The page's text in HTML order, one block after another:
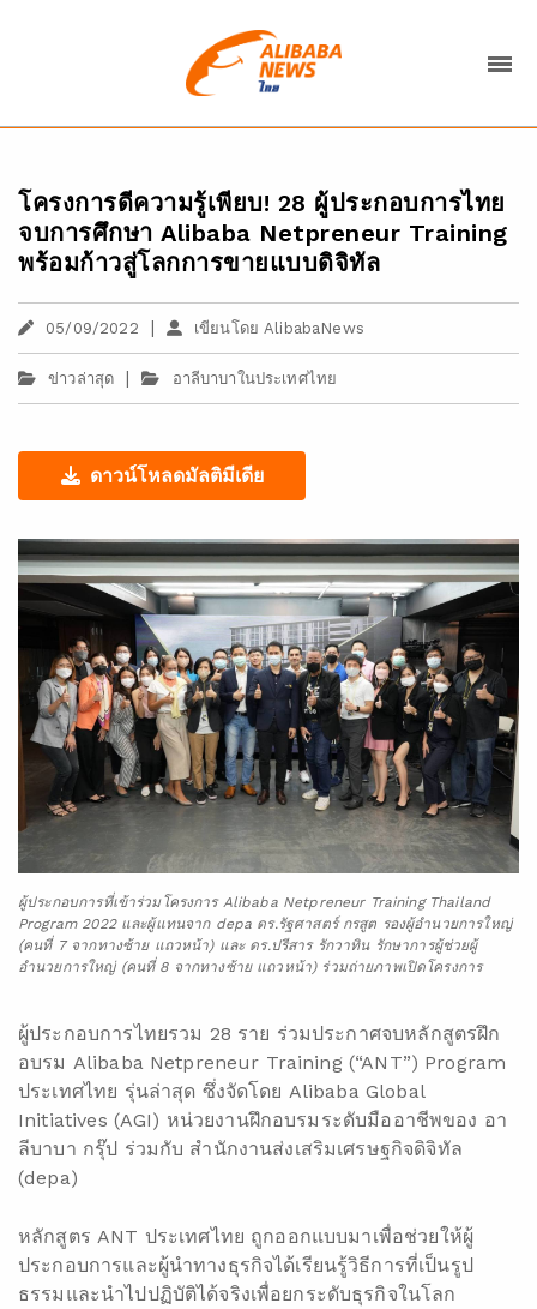
โครงการดีความรู้เพียบ! 28 ผู้ประกอบการไทย
จบการศึกษา Alibaba Netpreneur Training
พร้อมก้าวสู่โลกการขายแบบดิจิทัล
05/09/2022 | เขียนโดย AlibabaNews
ข่าวล่าสุด | อาลีบาบาในประเทศไทย
ดาวน์โหลดมัลติมีเดีย
ผู้ประกอบการที่เข้าร่วมโครงการ Alibaba Netpreneur Training Thailand
Program 2022 และผู้แทนจาก depa ดร.รัฐศาสตร์ กรสูต รองผู้อำนวยการใหญ่
(คนที่ 7 จากทางซ้าย แถวหน้า) และ ดร.ปรีสาร รักวาทิน รักษาการผู้ช่วยผู้
อำนวยการใหญ่ (คนที่ 8 จากทางซ้าย แถวหน้า) ร่วมถ่ายภาพเปิดโครงการ
ผู้ประกอบการไทยรวม 28 ราย ร่วมประกาศจบหลักสูตรฝึก
อบรม Alibaba Netpreneur Training (“ANT”) Program
ประเทศไทย รุ่นล่าสุด ซึ่งจัดโดย Alibaba Global
Initiatives (AGI) หน่วยงานฝึกอบรมระดับมืออาชีพของ อา
ลีบาบา กรุ๊ป ร่วมกับ สำนักงานส่งเสริมเศรษฐกิจดิจิทัล
(depa)
หลักสูตร ANT ประเทศไทย ถูกออกแบบมาเพื่อช่วยให้ผู้
ประกอบการและผู้นำทางธุรกิจได้เรียนรู้วิธีการที่เป็นรูป
ธรรมและนำไปปฏิบัติได้จริงเพื่อยกระดับธุรกิจในโลก